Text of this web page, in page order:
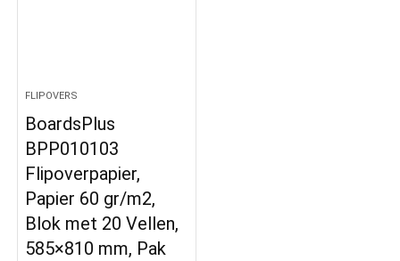
FLIPOVERS
BoardsPlus
BPP010103
Flipoverpapier,
Papier 60 gr/m2,
Blok met 20 Vellen,
585×810 mm, Pak